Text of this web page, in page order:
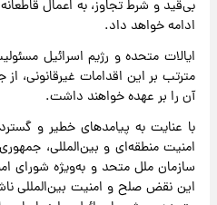
بی‌قید و شرط تجاوز، به اعمال
ادامه خواهد داد.
ایالات متحده و رژیم اسرائیل
مترتب بر این اقدامات غیرقانونی،
آن را بر عهده خواهند داشت.
با عنایت به پیامدهای خطیر و
امنیت منطقه‌ای و بین‌المللی،
سازمان ملل متحد و به‌ویژه شورای
این نقض صلح و امنیت بین‌المللی